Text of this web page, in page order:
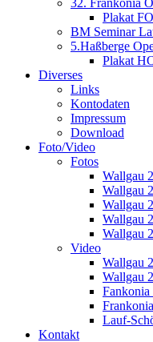
32. Frankonia
Plakat
BM Seminar
5.Haßberge
Plakat
Diverses
Links
Kontodaten
Impressum
Download
Foto/Video
Fotos
Wallgau
Wallgau
Wallgau
Wallgau
Wallgau
Video
Wallgau
Wallgau
Fankonia
Lauf-
Kontakt